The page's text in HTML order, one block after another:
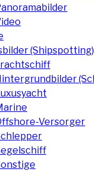
(Shipspotting)
Versorger